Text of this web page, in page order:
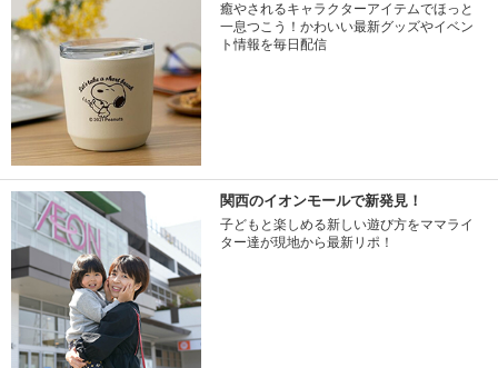
癒やされるキャラクターアイテムでほっと
一息つこう！かわいい最新グッズやイベン
ト情報を毎日配信
関西のイオンモールで新発見！
子どもと楽しめる新しい遊び方をママライ
ター達が現地から最新リポ！